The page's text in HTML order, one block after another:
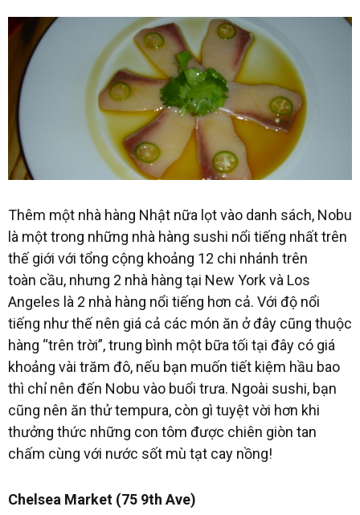
Thêm một nhà hàng Nhật nữa lọt vào danh sách, Nobu
là một trong những nhà hàng sushi nổi tiếng nhất trên
thế giới với tổng cộng khoảng 12 chi nhánh trên
toàn cầu, nhưng 2 nhà hàng tại New York và Los
Angeles là 2 nhà hàng nổi tiếng hơn cả. Với độ nổi
tiếng như thế nên giá cả các món ăn ở đây cũng thuộc
hàng “trên trời”, trung bình một bữa tối tại đây có giá
khoảng vài trăm đô, nếu bạn muốn tiết kiệm hầu bao
thì chỉ nên đến Nobu vào buổi trưa. Ngoài sushi, bạn
cũng nên ăn thử tempura, còn gì tuyệt vời hơn khi
thưởng thức những con tôm được chiên giòn tan
chấm cùng với nước sốt mù tạt cay nồng!
Chelsea Market (75 9th Ave)